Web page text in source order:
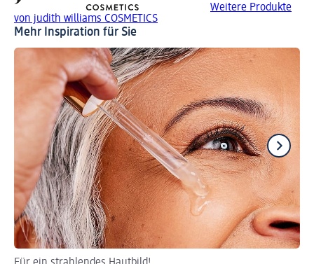
Weitere Produkte
von judith williams COSMETICS
Mehr Inspiration für Sie